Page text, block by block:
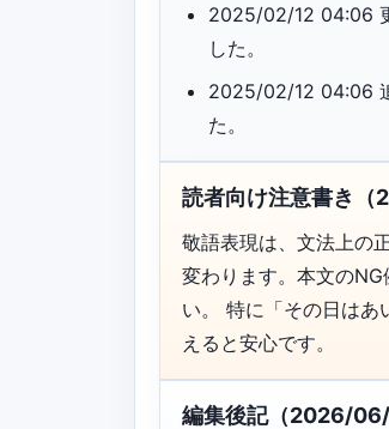
2025/02/12 04:06
した。
2025/02/12 04:06
た。
読者向け注意書き（
敬語表現は、文法上の
変わります。本文の
い。 特に「その日はあ
えると安心です。
編集後記（2026/06/